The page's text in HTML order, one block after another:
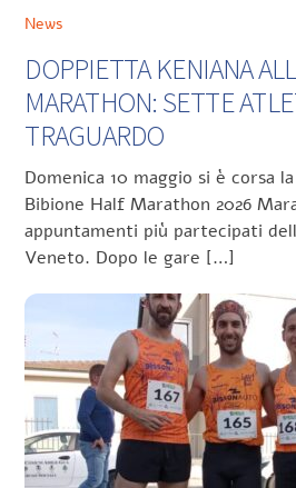
News
DOPPIETTA KENIANA
MARATHON: SETTE
TRAGUARDO
Domenica 10 maggio si è corsa
Bibione Half Marathon 2026
appuntamenti più partecipati
Veneto. Dopo le gare […]